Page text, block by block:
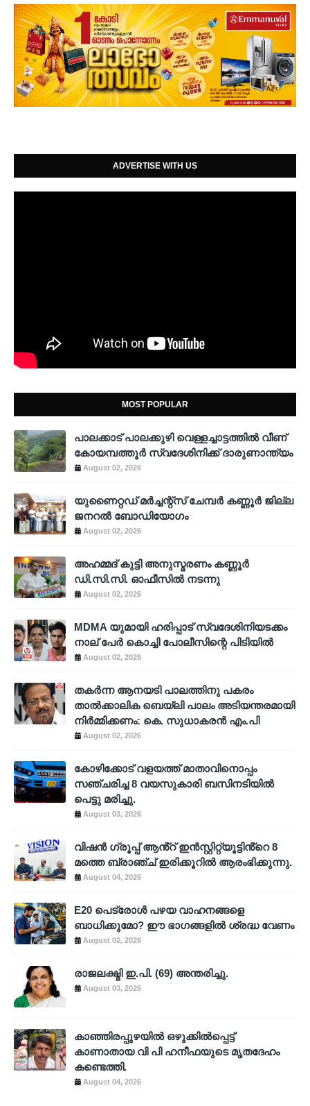
ADVERTISE WITH US
MOST POPULAR
പാലക്കാട് പാലക്കുഴി വെള്ളച്ചാട്ടത്തില്‍ വീണ്
കോയമ്പത്തൂര്‍ സ്വദേശിനിക്ക് ദാരുണാന്ത്യം
August 02, 2026
യുണൈറ്റഡ് മർച്ചന്റ്സ് ചേമ്പർ കണ്ണൂർ ജില്ല
ജനറൽ ബോഡിയോഗം
August 02, 2026
അഹമ്മദ് കുട്ടി അനുസ്മരണം കണ്ണൂർ
ഡി.സി.സി. ഓഫീസിൽ നടന്നു
August 02, 2026
MDMA യുമായി ഹരിപ്പാട് സ്വദേശിനിയടക്കം
നാല് പേർ കൊച്ചി പോലീസിന്റെ പിടിയിൽ
August 02, 2026
തകർന്ന ആനയടി പാലത്തിനു പകരം
താൽക്കാലിക ബെയ്‌ലി പാലം അടിയന്തരമായി
നിർമ്മിക്കണം: കെ. സുധാകരൻ എം.പി
August 02, 2026
കോഴിക്കോട് വളയത്ത് മാതാവിനൊപ്പം
സഞ്ചരിച്ച 8 വയസുകാരി ബസിനടിയിൽ
പെട്ടു മരിച്ചു.
August 03, 2026
വിഷൻ ഗ്രൂപ്പ് ആൻ്റ് ഇൻസ്റ്റിറ്റ്യൂട്ടിൻ്റെ 8
മത്തെ ബ്രാഞ്ച് ഇരിക്കൂറിൽ ആരംഭിക്കുന്നു.
August 04, 2026
E20 പെട്രോൾ പഴയ വാഹനങ്ങളെ
ബാധിക്കുമോ? ഈ ഭാഗങ്ങളിൽ ശ്രദ്ധ വേണം
August 02, 2026
രാജലക്ഷ്മി ഇ.പി. (69) അന്തരിച്ചു.
August 03, 2026
കാഞ്ഞിരപ്പുഴയിൽ ഒഴുക്കിൽപ്പെട്ട്
കാണാതായ വി പി ഹനീഫയുടെ മൃതദേഹം
കണ്ടെത്തി.
August 04, 2026